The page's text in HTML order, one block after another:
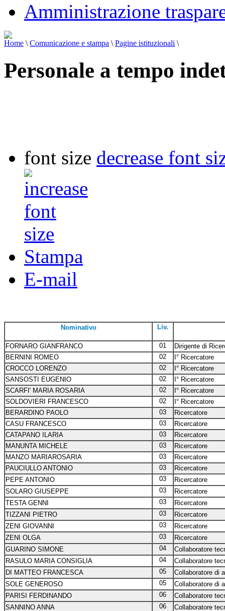
Amministrazione
Home \ Comunicazione e stampa \ Pagine istituzionali \
Personale a tempo
font size decrease font
Stampa
E-mail
Nominativo Liv.
FORNARO GIANFRANCO 01
Dirigente di
BERNINI ROMEO
02
I° Ricercatore
CROCCO LORENZO
02
I° Ricercatore
SANSOSTI EUGENIO
02
I° Ricercatore
SCARFI' MARIA ROSARIA
02
I° Ricercatore
SOLDOVIERI FRANCESCO
02
I° Ricercatore
BERARDINO PAOLO
03
Ricercatore
CASU FRANCESCO
03
Ricercatore
CATAPANO ILARIA
03
Ricercatore
MANUNTA MICHELE
03
Ricercatore
MANZO MARIAROSARIA
03
Ricercatore
PAUCIULLO ANTONIO
03
Ricercatore
PEPE ANTONIO
03
Ricercatore
SOLARO GIUSEPPE
03
Ricercatore
TESTA GENNI
03
Ricercatore
TIZZANI PIETRO
03
Ricercatore
ZENI GIOVANNI
03
Ricercatore
ZENI OLGA
03
Ricercatore
GUARINO SIMONE
04
Collaboratore
RASULO MARIA CONSIGLIA
04
Collaboratore
DI MATTEO FRANCESCA
05
Collaboratore di
SOLE GENEROSO
05
Collaboratore di
PARISI FERDINANDO
06
Collaboratore
SANNINO ANNA
06 Collaboratore